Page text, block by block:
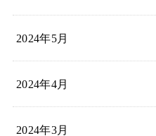
2024年5月
2024年4月
2024年3月